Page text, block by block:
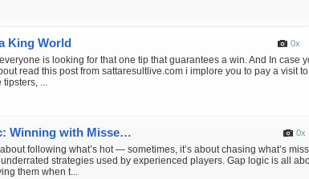
King World 0x
is looking for that one tip that guarantees a win. And In case
read this post from sattaresultlive.com i implore you to pay a visit
...
Understanding Satta King Gap Logic: Winning with Missed Numbers 0x
following what’s hot — sometimes, it’s about chasing what’s
strategies used by experienced players. Gap logic is all
them when t...